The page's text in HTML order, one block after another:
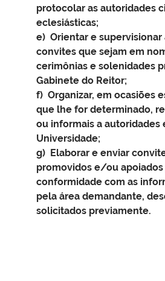
protocolar as autoridades
eclesiásticas;
e) Orientar e supervisionar
convites que sejam em
cerimônias e solenidades
Gabinete do Reitor;
f) Organizar, em ocasiões
que lhe for determinado,
ou informais a autoridades
Universidade;
g) Elaborar e enviar
promovidos e/ou apoiados
conformidade com as
pela área demandante,
solicitados previamente.